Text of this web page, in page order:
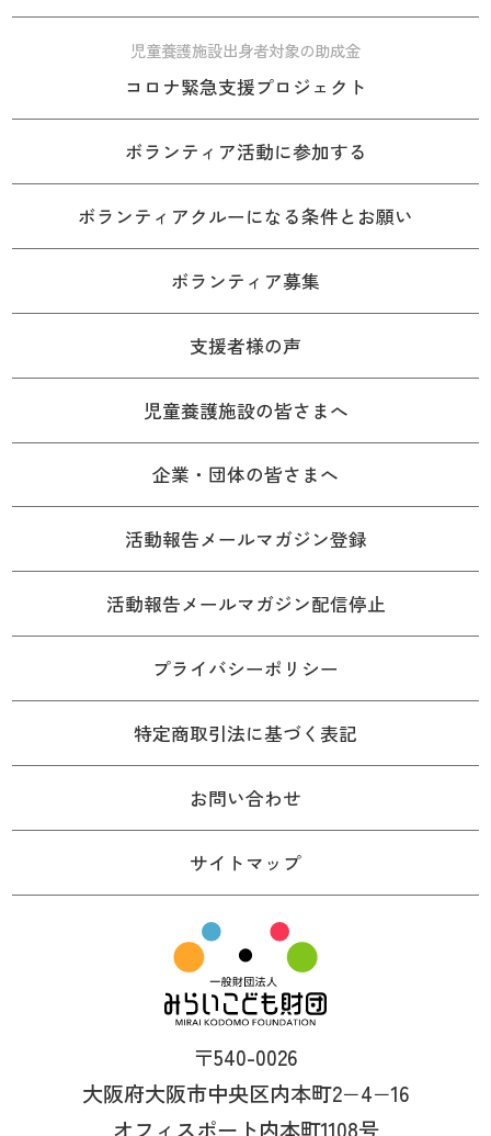
児童養護施設出身者対象の助成金
コロナ緊急支援プロジェクト
ボランティア活動に参加する
ボランティアクルーになる条件とお願い
ボランティア募集
支援者様の声
児童養護施設の皆さまへ
企業・団体の皆さまへ
活動報告メールマガジン登録
活動報告メールマガジン配信停止
プライバシーポリシー
特定商取引法に基づく表記
お問い合わせ
サイトマップ
〒540-0026
大阪府大阪市中央区内本町2−4−16
オフィスポート内本町1108号